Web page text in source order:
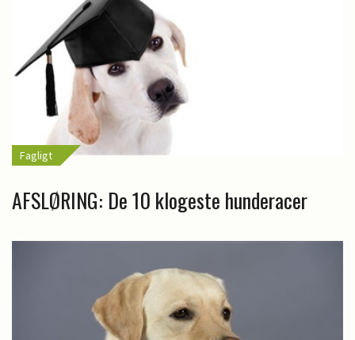
Fagligt
AFSLØRING: De 10 klogeste hunderacer